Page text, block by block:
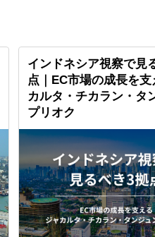
インドネシア視察で見
点｜EC市場の成長を支
カルタ・チカラン・タ
プリオク